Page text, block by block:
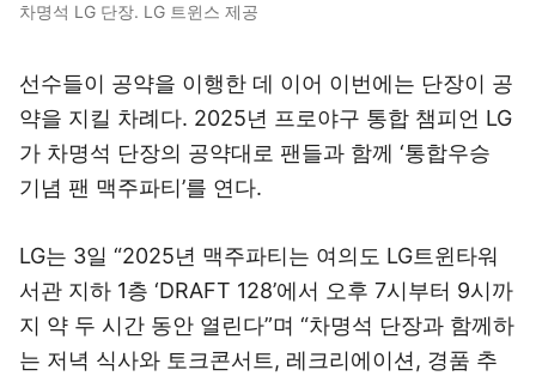
차명석 LG 단장. LG 트윈스 제공
선수들이 공약을 이행한 데 이어 이번에는 단장이 공
약을 지킬 차례다. 2025년 프로야구 통합 챔피언 LG
가 차명석 단장의 공약대로 팬들과 함께 ‘통합우승
기념 팬 맥주파티’를 연다.
LG는 3일 “2025년 맥주파티는 여의도 LG트윈타워
서관 지하 1층 ‘DRAFT 128’에서 오후 7시부터 9시까
지 약 두 시간 동안 열린다”며 “차명석 단장과 함께하
는 저녁 식사와 토크콘서트, 레크리에이션, 경품 추